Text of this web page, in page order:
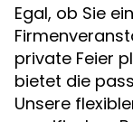
Egal, ob Sie
private Feier
bietet die
Unsere